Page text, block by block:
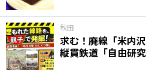
秋田
求む！廃線「米内
縦貫鉄道「自由研